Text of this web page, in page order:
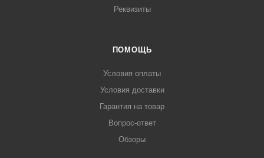
Реквизиты
ПОМОЩЬ
Условия оплаты
Условия доставки
Гарантия на товар
Вопрос-ответ
Обзоры